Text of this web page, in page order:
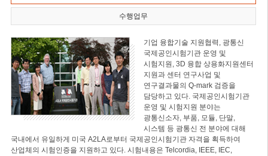
수행업무
기업 융합기술 지원협력, 광통신
국제공인시험기관 운영 및
시험지원, 3D 융합 상용화지원센터
지원과 센터 연구사업 및
연구결과물의 Q-mark 검증을
담당하고 있다. 국제공인시험기관
운영 및 시험지원 분야는
광통신소자, 부품, 모듈, 단말,
시스템 등 광통신 전 분야에 대해
국내에서 유일하게 미국 A2LA로부터 국제공인시험기관 자격을 획득하여
산업체의 시험인증을 지원하고 있다. 시험내용은 Telcordia, IEEE, IEC,